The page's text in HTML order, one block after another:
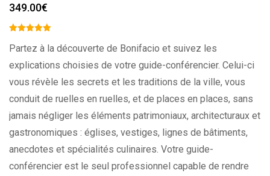
349.00€
Partez à la découverte de Bonifacio et suivez les
explications choisies de votre guide-conférencier. Celui-ci
vous révèle les secrets et les traditions de la ville, vous
conduit de ruelles en ruelles, et de places en places, sans
jamais négliger les éléments patrimoniaux, architecturaux et
gastronomiques : églises, vestiges, lignes de bâtiments,
anecdotes et spécialités culinaires. Votre guide-
conférencier est le seul professionnel capable de rendre